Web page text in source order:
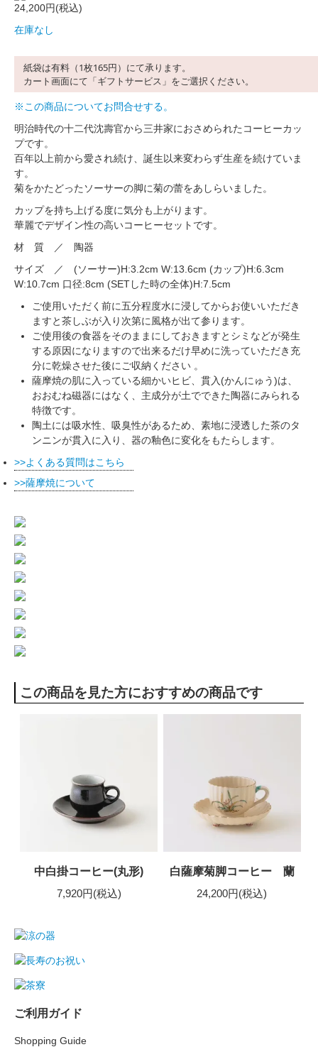
24,200円(税込)
在庫なし
紙袋は有料（1枚165円）にて承ります。
カート画面にて「ギフトサービス」をご選択ください。
※この商品についてお問合せする。
明治時代の十二代沈壽官から三井家におさめられたコーヒーカッ
プです。
百年以上前から愛され続け、誕生以来変わらず生産を続けていま
す。
菊をかたどったソーサーの脚に菊の蕾をあしらいました。
カップを持ち上げる度に気分も上がります。
華麗でデザイン性の高いコーヒーセットです。
材 質 ／ 陶器
サイズ ／ (ソーサー)H:3.2cm W:13.6cm (カップ)H:6.3cm
W:10.7cm 口径:8cm (SETした時の全体)H:7.5cm
ご使用いただく前に五分程度水に浸してからお使いいただき
ますと茶しぶが入り次第に風格が出て参ります。
ご使用後の食器をそのままにしておきますとシミなどが発生
する原因になりますので出来るだけ早めに洗っていただき充
分に乾燥させた後にご収納ください 。
薩摩焼の肌に入っている細かいヒビ、貫入(かんにゅう)は、
おおむね磁器にはなく、主成分が土でできた陶器にみられる
特徴です。
陶土には吸水性、吸臭性があるため、素地に浸透した茶のタ
ンニンが貫入に入り、器の釉色に変化をもたらします。
よくある質問はこちら
薩摩焼について
この商品を見た方におすすめの商品です
中白掛コーヒー(丸形)
7,920円(税込)
白薩摩菊脚コーヒー 蘭
24,200円(税込)
ご利用ガイド
Shopping Guide